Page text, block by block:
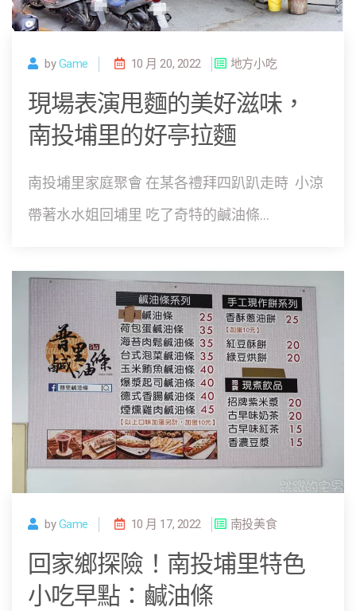
byGame 10 月 20, 2022 地方小吃
現場表演甩麵的美好滋味，
南投埔里的好亭拉麵
南投埔里家庭聚會 在某各禮拜四趴趴走時 小涼
帶著水水姐回埔里 吃了奇特的鹹油條...
byGame 10 月 17, 2022 南投美食
回家鄉探險！南投埔里特色
小吃早點：鹹油條